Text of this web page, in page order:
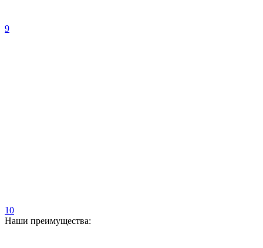
9
10
Наши преимущества: